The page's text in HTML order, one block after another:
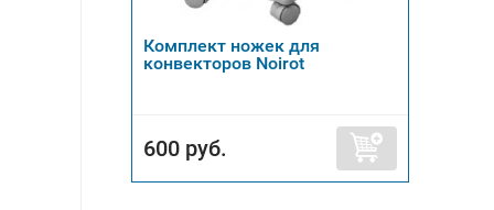
Комплект ножек для
конвекторов Noirot
600 руб.